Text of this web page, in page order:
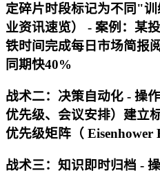
定碎片时段标记为不同"
业资讯速览） - 案例 ：某
铁时间完成每日市场简报
同期快40%
战术二：决策自动化 - 操作
优先级、会议安排）建立
优先级矩阵（
战术三：知识即时归档 -